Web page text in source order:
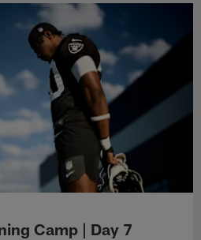
Camp | Day 7